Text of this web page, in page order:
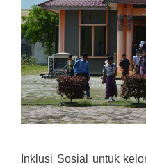
Inklusi Sosial untuk